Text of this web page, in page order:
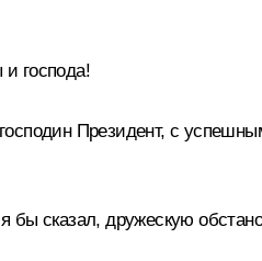
господа!
Президент, с
сказал, дружескую